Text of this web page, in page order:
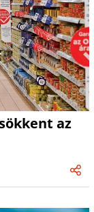
az